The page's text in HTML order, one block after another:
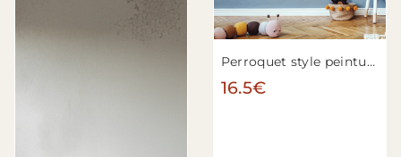
Perroquet style peinture moderne n°6
16.5€